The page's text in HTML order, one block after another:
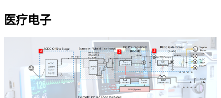
医疗电子